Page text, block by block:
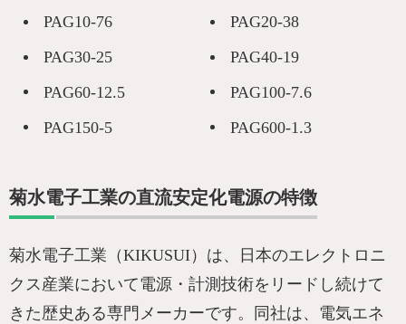
PAG10-76
PAG20-38
PAG30-25
PAG40-19
PAG60-12.5
PAG100-7.6
PAG150-5
PAG600-1.3
菊水電子工業の直流安定化電源の特徴
菊水電子工業（KIKUSUI）は、日本のエレクトロニ
クス産業において電源・計測技術をリードし続けて
きた歴史ある専門メーカーです。同社は、電気エネ